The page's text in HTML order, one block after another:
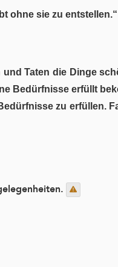
ohne sie zu entstellen.“
Taten die Dinge
Bedürfnisse erfüllt
zu erfüllen.